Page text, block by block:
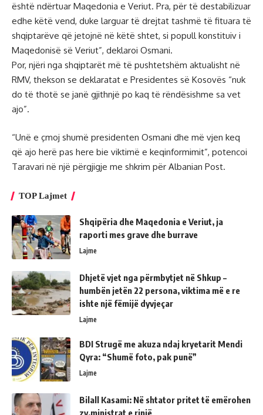
është ndërtuar Maqedonia e Veriut. Pra, për të destabilizuar
edhe këtë vend, duke larguar të drejtat tashmë të fituara të
shqiptarëve që jetojnë në këtë shtet, si popull konstituiv i
Maqedonisë së Veriut”, deklaroi Osmani.
Por, njëri nga shqiptarët më të pushtetshëm aktualisht në
RMV, thekson se deklaratat e Presidentes së Kosovës “nuk
do të thotë se janë gjithnjë po kaq të rëndësishme sa vet
ajo”.
“Unë e çmoj shumë presidenten Osmani dhe më vjen keq
që ajo herë pas here bie viktimë e keqinformimit”, potencoi
Taravari në një përgjigje me shkrim për Albanian Post.
TOP Lajmet
Shqipëria dhe Maqedonia e Veriut, ja
raporti mes grave dhe burrave
Lajme
Dhjetë vjet nga përmbytjet në Shkup –
humbën jetën 22 persona, viktima më e re
ishte një fëmijë dyvjeçar
Lajme
BDI Strugë me akuza ndaj kryetarit Mendi
Qyra: “Shumë foto, pak punë”
Lajme
Bilall Kasami: Në shtator pritet të emërohen
zv.ministrat e rinjë